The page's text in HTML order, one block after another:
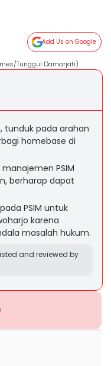
Add Us on Google
Tunggul Damarjati)
tunduk pada arahan
homebase di
PSIM
berharap dapat
PSIM untuk
karena
masalah hukum.
and reviewed by